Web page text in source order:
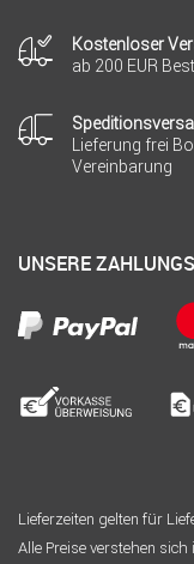
Kostenloser
ab 200 EUR
Lieferung frei
Vereinbarung
UNSERE
Lieferzeiten gelten für
Alle Preise verstehen